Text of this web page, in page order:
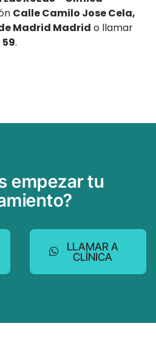
Calle Camilo Jose Cela,
de Madrid Madrid o llamar
59.
empezar tu
LLAMAR A
CLÍNICA